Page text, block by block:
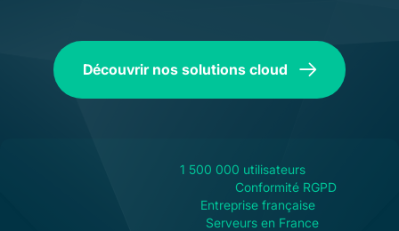
Découvrir nos solutions cloud
1 500 000 utilisateurs
Conformité RGPD
Entreprise française
Serveurs en France